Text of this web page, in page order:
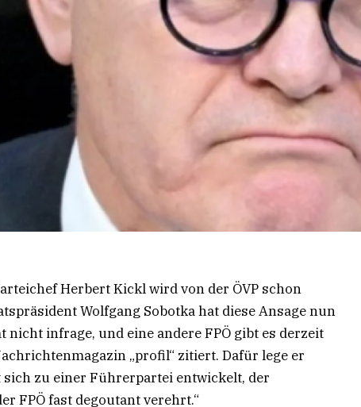
Herbert Kickl wird von der ÖVP schon
Wolfgang Sobotka hat diese Ansage nun
nicht infrage, und eine andere FPÖ gibt es derzeit
„profil“ zitiert. Dafür lege er
sich zu einer Führerpartei entwickelt, der
FPÖ fast degoutant verehrt.“